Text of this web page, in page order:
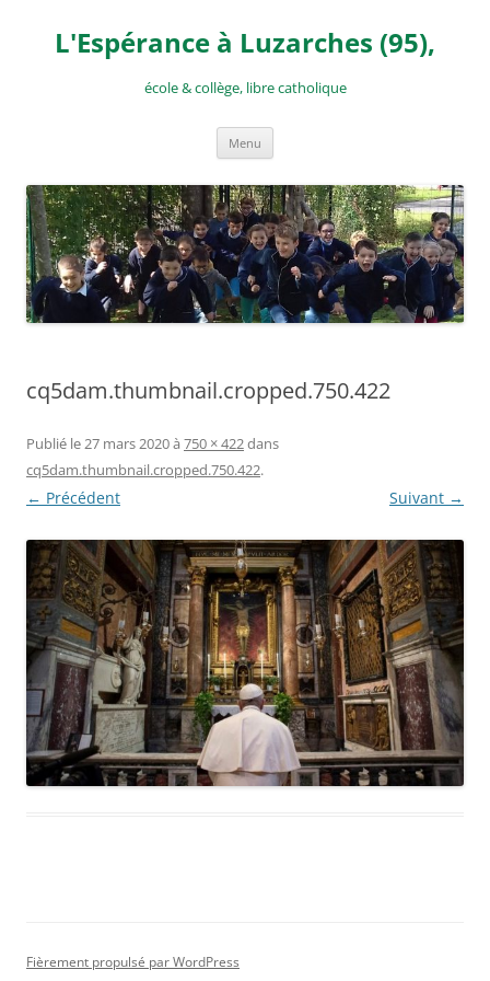
contenu
L'Espérance à Luzarches (95),
école & collège, libre catholique
Menu
cq5dam.thumbnail.cropped.750.422
Publié le27 mars 2020à 750 × 422dans
cq5dam.thumbnail.cropped.750.422.
← Précédent Suivant →
Fièrement propulsé par WordPress